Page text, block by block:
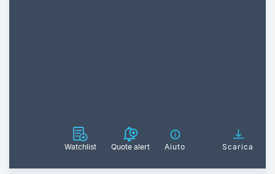
Watchlist Quote alert Aiuto Scarica